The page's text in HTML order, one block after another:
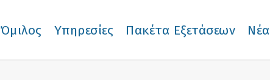
Όμιλος Υπηρεσίες Πακέτα Εξετάσεων Νέα